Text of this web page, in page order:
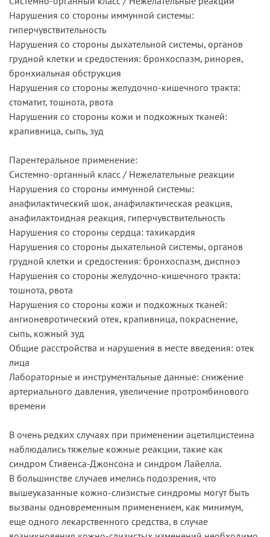
Нарушения со стороны иммунной системы:
гиперчувствительность
Нарушения со стороны дыхательной системы, органов
грудной клетки и средостения: бронхоспазм, ринорея,
бронхиальная обструкция
Нарушения со стороны желудочно-кишечного тракта:
стоматит, тошнота, рвота
Нарушения со стороны кожи и подкожных тканей:
крапивница, сыпь, зуд
Парентеральное применение:
Системно-органный класс / Нежелательные реакции
Нарушения со стороны иммунной системы:
анафилактический шок, анафилактическая реакция,
анафилактоидная реакция, гиперчувствительность
Нарушения со стороны сердца: тахикардия
Нарушения со стороны дыхательной системы, органов
грудной клетки и средостения: бронхоспазм, диспноэ
Нарушения со стороны желудочно-кишечного тракта:
тошнота, рвота
Нарушения со стороны кожи и подкожных тканей:
ангионевротический отек, крапивница, покраснение,
сыпь, кожный зуд
Общие расстройства и нарушения в месте введения: отек
лица
Лабораторные и инструментальные данные: снижение
артериального давления, увеличение протромбинового
времени
В очень редких случаях при применении ацетилцистеина
наблюдались тяжелые кожные реакции, такие как
синдром Стивенса-Джонсона и синдром Лайелла.
В большинстве случаев имелись подозрения, что
вышеуказанные кожно-слизистые синдромы могут быть
вызваны одновременным применением, как минимум,
еще одного лекарственного средства, в случае